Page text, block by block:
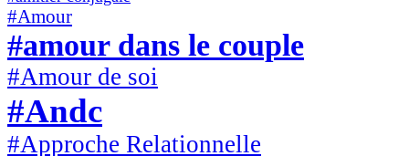
#Amour
#amour dans le couple
#Amour de soi
#Andc
#Approche Relationnelle